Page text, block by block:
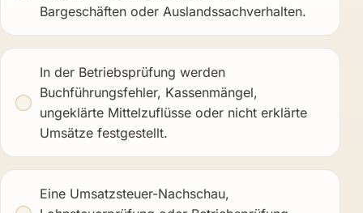
Bargeschäften oder Auslandssachverhalten.
In der Betriebsprüfung werden
Buchführungsfehler, Kassenmängel,
ungeklärte Mittelzuflüsse oder nicht erklärte
Umsätze festgestellt.
Eine Umsatzsteuer-Nachschau,